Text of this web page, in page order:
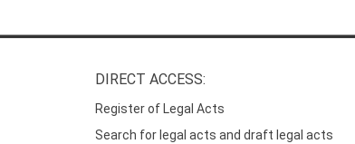
DIRECT ACCESS:
Register of Legal Acts
Search for legal acts and draft legal acts